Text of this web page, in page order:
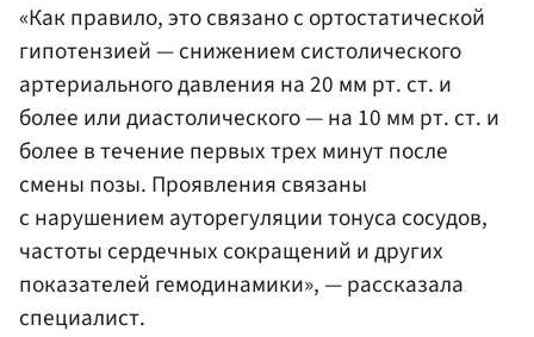
«Как правило, это связано с ортостатической
гипотензией — снижением систолического
артериального давления на 20 мм рт. ст. и
более или диастолического — на 10 мм рт. ст. и
более в течение первых трех минут после
смены позы. Проявления связаны
с нарушением ауторегуляции тонуса сосудов,
частоты сердечных сокращений и других
показателей гемодинамики», — рассказала
специалист.